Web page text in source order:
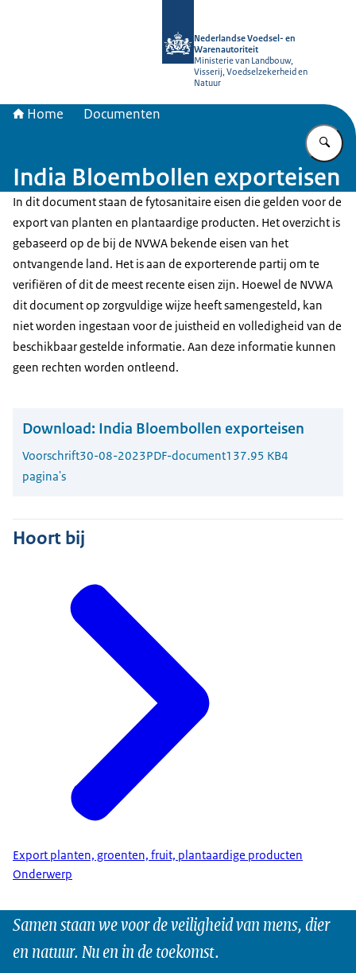
Nederlandse Voedsel- en
Warenautoriteit
Ministerie van Landbouw,
Visserij, Voedselzekerheid en
Natuur
Home Documenten
India Bloembollen exporteisen
In dit document staan de fytosanitaire eisen die gelden voor de
export van planten en plantaardige producten. Het overzicht is
gebaseerd op de bij de NVWA bekende eisen van het
ontvangende land. Het is aan de exporterende partij om te
verifiëren of dit de meest recente eisen zijn. Hoewel de NVWA
dit document op zorgvuldige wijze heeft samengesteld, kan
niet worden ingestaan voor de juistheid en volledigheid van de
beschikbaar gestelde informatie. Aan deze informatie kunnen
geen rechten worden ontleend.
Download: India Bloembollen exporteisen
Voorschrift30-08-2023PDF-document137.95 KB4
pagina's
Hoort bij
Export planten, groenten, fruit, plantaardige producten
Onderwerp
Samen staan we voor de veiligheid van mens, dier
en natuur. Nu en in de toekomst.